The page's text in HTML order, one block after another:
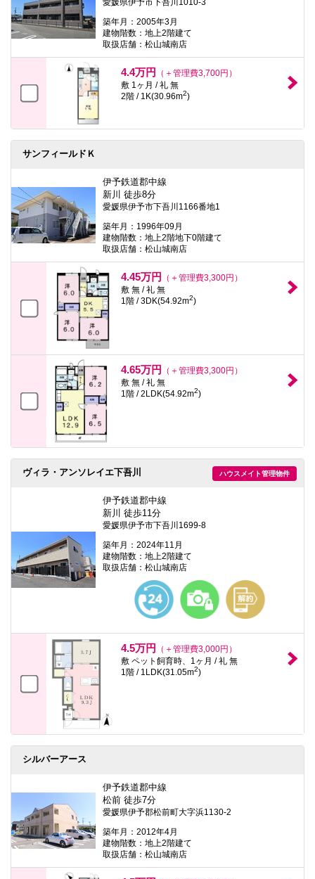
築年月：2005年3月
建物階数：地上2階建て
取扱店舗：松山城南店
4.4万円
（＋管理費3,700円）
敷 1ヶ月 / 礼 無
2階 / 1K(30.96m2)
サンフィールドＫ
伊予鉄道郡中線
新川 徒歩8分
愛媛県伊予市下吾川1166番地1
築年月：1996年09月
建物階数：地上2階地下0階建て
取扱店舗：松山城南店
4.45万円
（＋管理費3,300円）
敷 無 / 礼 無
1階 / 3DK(54.92m2)
4.65万円
（＋管理費3,300円）
敷 無 / 礼 無
1階 / 2LDK(54.92m2)
ハウスメイト管理物件
ヴィラ・アンソレイエ下吾川
伊予鉄道郡中線
新川 徒歩11分
愛媛県伊予市下吾川1699-8
築年月：2024年11月
建物階数：地上2階建て
取扱店舗：松山城南店
4.5万円
（＋管理費3,000円）
敷 ペット飼育時、1ヶ月 / 礼 無
1階 / 1LDK(31.05m2)
シルバーアース
伊予鉄道郡中線
松前 徒歩7分
愛媛県伊予郡松前町大字浜1130-2
築年月：2012年4月
建物階数：地上2階建て
取扱店舗：松山城南店